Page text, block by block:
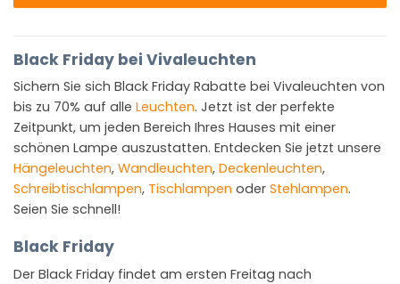
Black Friday bei Vivaleuchten
Sichern Sie sich Black Friday Rabatte bei Vivaleuchten von
bis zu 70% auf alle Leuchten. Jetzt ist der perfekte
Zeitpunkt, um jeden Bereich Ihres Hauses mit einer
schönen Lampe auszustatten. Entdecken Sie jetzt unsere
Hängeleuchten, Wandleuchten, Deckenleuchten,
Schreibtischlampen, Tischlampen oder Stehlampen.
Seien Sie schnell!
Black Friday
Der Black Friday findet am ersten Freitag nach